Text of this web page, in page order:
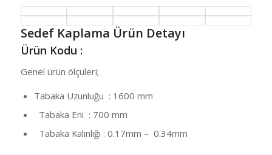
Sedef Kaplama Ürün Detayı
Ürün Kodu :
Genel ürün ölçüleri;
Tabaka Uzunluğu : 1600 mm
Tabaka Eni : 700 mm
Tabaka Kalınlığı : 0.17mm – 0.34mm